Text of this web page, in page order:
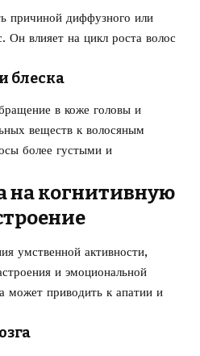
причиной диффузного или
Он влияет на цикл роста волос
блеска
в коже головы и
веществ к волосяным
более густыми и
на когнитивную
умственной активности,
и эмоциональной
может приводить к апатии и